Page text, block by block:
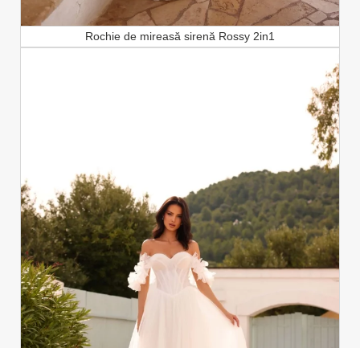
Rochie de mireasă sirenă Rossy 2in1